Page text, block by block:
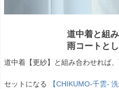
道中着と組
雨コートと
道中着【更紗】と組み合わせれば
セットになる
【CHIKUMO-千雲-